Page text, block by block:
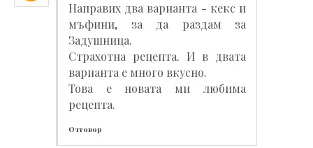
Направих два варианта - кекс и
мъфини, за да раздам за
Задушница.
Страхотна рецепта. И в двата
варианта е много вкусно.
Това е новата ми любима
рецепта.
Отговор